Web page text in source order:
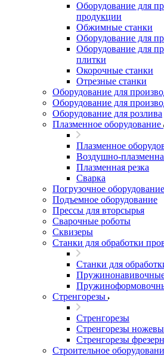
Оборудование для
продукции
Обжимные станки
Оборудование для
Оборудование для
плитки
Окорочные станки
Отрезные станки
Оборудование для
Оборудование для
Оборудование для розлива
Плазменное оборудование
Плазменное
Воздушно-
Плазменная резка
Сварка
Погрузочное оборудование
Подъемное оборудование
Прессы для вторсырья
Сварочные роботы
Сквизеры
Станки для обработки
Станки для
Стренгорезы
Стренгорезы
Стренгорезы
Стренгорезы
Строительное